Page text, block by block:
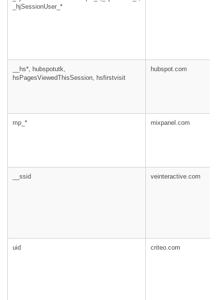
_hjSessionUser_*
__hs*, hubspotutk,
hsPagesViewedThisSession, hsfirstvisit
hubspot.com
mp_* mixpanel.com
__ssid veinteractive.com
uid criteo.com